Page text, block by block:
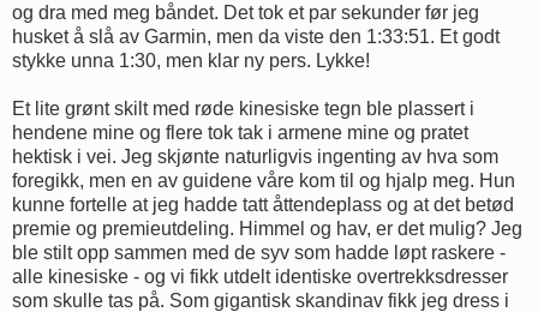
og dra med meg båndet. Det tok et par sekunder før jeg
husket å slå av Garmin, men da viste den 1:33:51. Et godt
stykke unna 1:30, men klar ny pers. Lykke!
Et lite grønt skilt med røde kinesiske tegn ble plassert i
hendene mine og flere tok tak i armene mine og pratet
hektisk i vei. Jeg skjønte naturligvis ingenting av hva som
foregikk, men en av guidene våre kom til og hjalp meg. Hun
kunne fortelle at jeg hadde tatt åttendeplass og at det betød
premie og premieutdeling. Himmel og hav, er det mulig? Jeg
ble stilt opp sammen med de syv som hadde løpt raskere -
alle kinesiske - og vi fikk utdelt identiske overtrekksdresser
som skulle tas på. Som gigantisk skandinav fikk jeg dress i